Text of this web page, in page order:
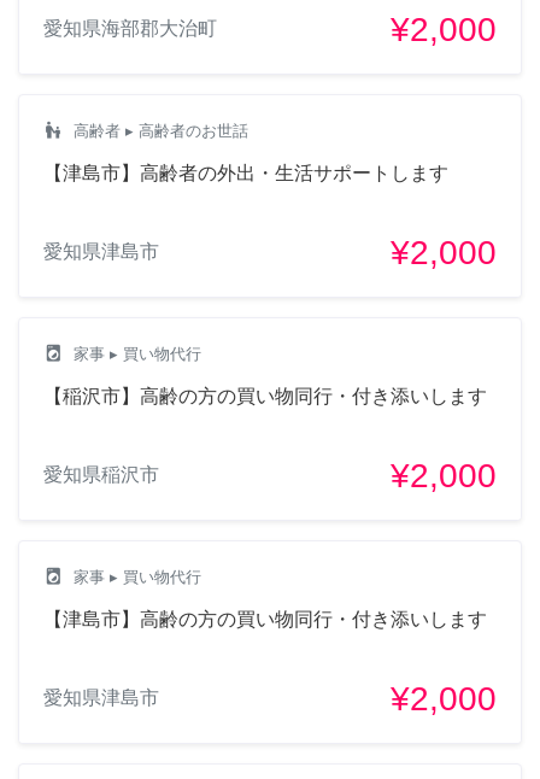
愛知県海部郡大治町 ¥2,000
escalator_warning 高齢者 ▸ 高齢者のお世話
【津島市】高齢者の外出・生活サポートします
愛知県津島市 ¥2,000
local_laundry_service 家事 ▸ 買い物代行
【稲沢市】高齢の方の買い物同行・付き添いします
愛知県稲沢市 ¥2,000
local_laundry_service 家事 ▸ 買い物代行
【津島市】高齢の方の買い物同行・付き添いします
愛知県津島市 ¥2,000